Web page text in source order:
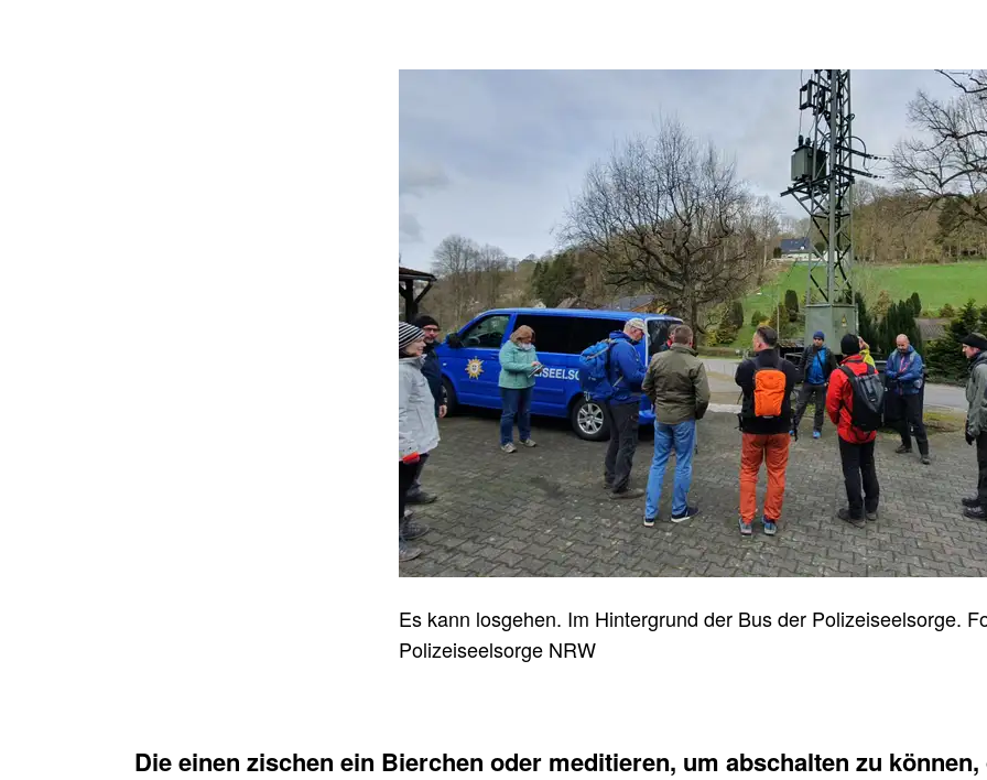
Es kann losgehen. Im Hintergrund der Bus der Polizeiseelsorge.
Polizeiseelsorge NRW
Die einen zischen ein Bierchen oder meditieren, um abschalten zu